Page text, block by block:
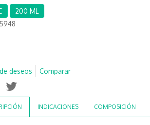
200 ML
deseos Comparar
INDICACIONES COMPOSICIÓN